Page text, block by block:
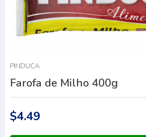
PINDUCA
Farofa de Milho 400g
$4.49